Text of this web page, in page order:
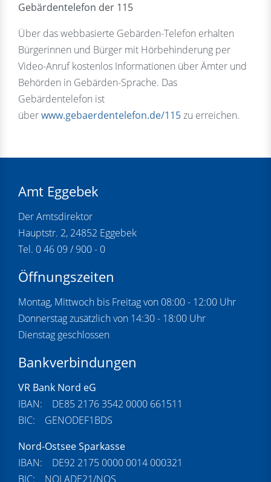
Gebärdentelefon der 115
Über das webbasierte Gebärden-Telefon erhalten
Bürgerinnen und Bürger mit Hörbehinderung per
Video-Anruf kostenlos Informationen über Ämter und
Behörden in Gebärden-Sprache. Das
Gebärdentelefon ist
überwww.gebaerdentelefon.de/115zu erreichen.
Amt Eggebek
Der Amtsdirektor
Hauptstr. 2, 24852 Eggebek
Tel. 0 46 09 / 900 - 0
Öffnungszeiten
Montag, Mittwoch bis Freitag von 08:00 - 12:00 Uhr
Donnerstag zusätzlich von 14:30 - 18:00 Uhr
Dienstag geschlossen
Bankverbindungen
VR Bank Nord eG
IBAN: DE85 2176 3542 0000 661511
BIC: GENODEF1BDS
Nord-Ostsee Sparkasse
IBAN: DE92 2175 0000 0014 000321
BIC: NOLADE21/NOS